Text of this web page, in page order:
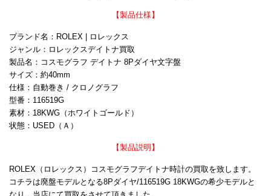
【製品仕様】
ブランド名：ROLEX | ロレックス
ジャンル：ロレックスデイトナ買取
製品名：コスモグラフ デイトナ 8Pダイヤ文字盤
サイズ：約40mm
仕様：自動巻き / クロノグラフ
型番：116519G
素材：18KWG（ホワイトゴールド）
状態：USED（Ａ）
【製品説明】
ROLEX（ロレックス）コスモグラフデイトナ時計の買取を致します。
コチラは廃盤モデルとなる8Pダイヤ/116519G 18KWGの希少モデルと